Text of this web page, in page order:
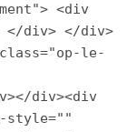
</div> </div>
le-
div><div
style=""